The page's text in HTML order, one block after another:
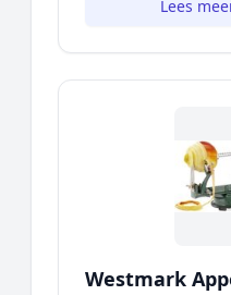
Lees
Westmark